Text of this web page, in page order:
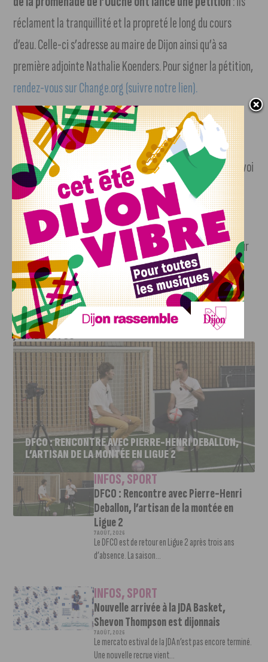
réclament la tranquillité et la propreté le long du cours
d’eau. Celle-ci s’adresse au maire de Dijon ainsi qu’à sa
première adjointe Nathalie Koenders. Pour signer la pétition,
rendez-vous sur Change.org (suivre notre lien).
Premier match à domicile pour les filles de la JDA
Handballqui affronteront les filles de Bourg de Péage ce
soir, dans un Palais des Sports qui sera bouillant. Coup d’envoi
à 20 heures.
Ligue 2 : le DFCO(9ème avec 11 points) se déplacera
demain pour rencontrer Bordeaux (4ème avec 14 points) sur
son terrain, pour le compte de la 9ème journée de
championnat. Coup d’envoi : 15 heures.
J'AIME LE DFCO
DFCO : RENCONTRE AVEC PIERRE-HENRI DEBALLON,
L’ARTISAN DE LA MONTÉE EN LIGUE 2
INFOS,SPORT
DFCO : Rencontre avec Pierre-Henri
Deballon, l’artisan de la montée en
Ligue 2
7 AOÛT, 2026
Le DFCO est de retour en Ligue 2 après trois ans
d’absence. La saison...
INFOS,SPORT
Nouvelle arrivée à la JDA Basket,
Shevon Thompson est dijonnais
7 AOÛT, 2026
Le mercato estival de la JDA n’est pas encore terminé.
Une nouvelle recrue vient...